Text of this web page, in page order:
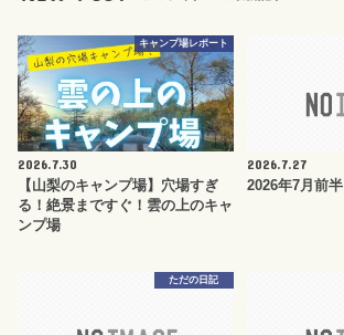
キャンプ場レポート
2026.7.30
【山梨のキャンプ場】穴場すぎ
る！絶景まですぐ！雲の上のキャ
ンプ場
2026.7.27
2026年7月前半
ただの日記